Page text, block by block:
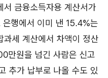
금융소득자용 계산서가
행에서 이미 낸 15.4%는
과세 계산에서 차액이 정산
만원을 넘긴 사람은 신고
추가 납부로 나올 수도 있